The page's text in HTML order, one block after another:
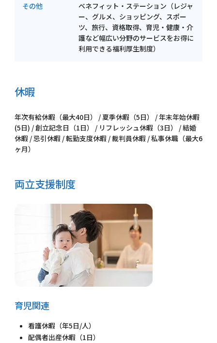
その他
ベネフィット・ステーション（レジャ
ー、グルメ、ショッピング、スポー
ツ、旅行、資格取得、育児・健康・介
護など幅広い分野のサービスをお得に
利用できる福利厚生制度）
休暇
年次有給休暇（最大40日） / 夏季休暇（5日） / 年末年始休暇
(5日) / 創立記念日（1日） / リフレッシュ休暇（3日） / 結婚
休暇 / 忌引休暇 / 転勤支度休暇 / 裁判員休暇 / 私事休職（最大6
ヶ月）
両立支援制度
育児関連
看護休暇（年5日/人）
配偶者出産休暇（1日）